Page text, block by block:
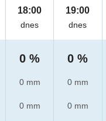
18:00
dnes
0 %
0 mm
0 mm
19:00
dnes
0 %
0 mm
0 mm